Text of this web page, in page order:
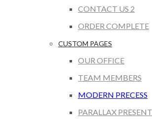
CONTACT US 2
ORDER COMPLETE
CUSTOM PAGES
OUR OFFICE
TEAM MEMBERS
MODERN PRECESS
PARALLAX